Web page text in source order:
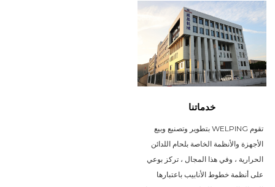
خدماتنا
تقوم WELPING بتطوير وتصنيع وبيع
الأجهزة والأنظمة الخاصة بلحام اللدائن
الحرارية ، وفي هذا المجال ، تركز بوعي
على أنظمة خطوط الأنابيب باعتبارها